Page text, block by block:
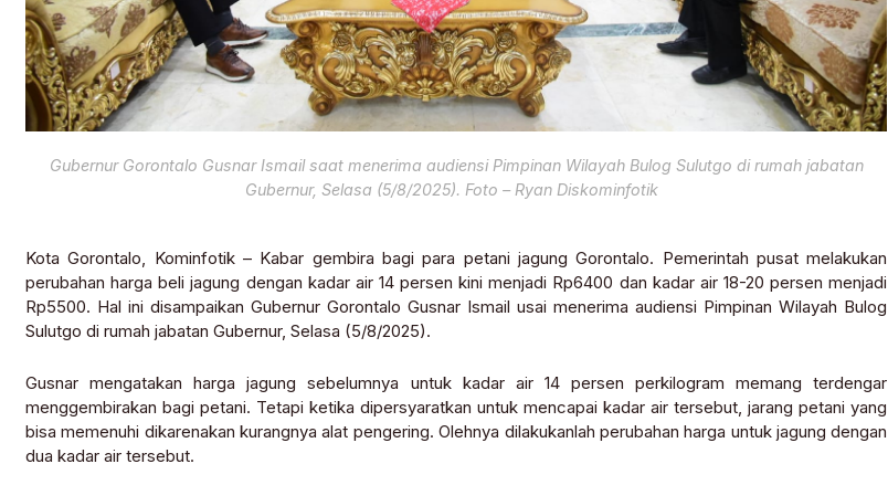
Gubernur Gorontalo Gusnar Ismail saat menerima audiensi Pimpinan Wilayah Bulog Sulutgo di rumah jabatan
Gubernur, Selasa (5/8/2025). Foto – Ryan Diskominfotik
Kota Gorontalo, Kominfotik – Kabar gembira bagi para petani jagung Gorontalo. Pemerintah pusat melakukan
perubahan harga beli jagung dengan kadar air 14 persen kini menjadi Rp6400 dan kadar air 18-20 persen menjadi
Rp5500. Hal ini disampaikan Gubernur Gorontalo Gusnar Ismail usai menerima audiensi Pimpinan Wilayah Bulog
Sulutgo di rumah jabatan Gubernur, Selasa (5/8/2025).
Gusnar mengatakan harga jagung sebelumnya untuk kadar air 14 persen perkilogram memang terdengar
menggembirakan bagi petani. Tetapi ketika dipersyaratkan untuk mencapai kadar air tersebut, jarang petani yang
bisa memenuhi dikarenakan kurangnya alat pengering. Olehnya dilakukanlah perubahan harga untuk jagung dengan
dua kadar air tersebut.